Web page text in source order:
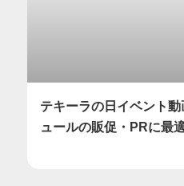
テキーラの日イベント
ュールの販促・PRに最